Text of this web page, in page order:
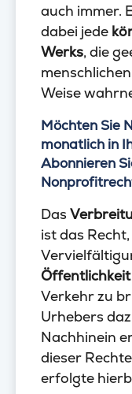
auch immer.
dabei jede
Werks, die
Weise
Möchten Sie
monatlich in
Abonnieren
Das
ist das
Verkehr zu
Urhebers
Nachhinein
dieser
erfolgte